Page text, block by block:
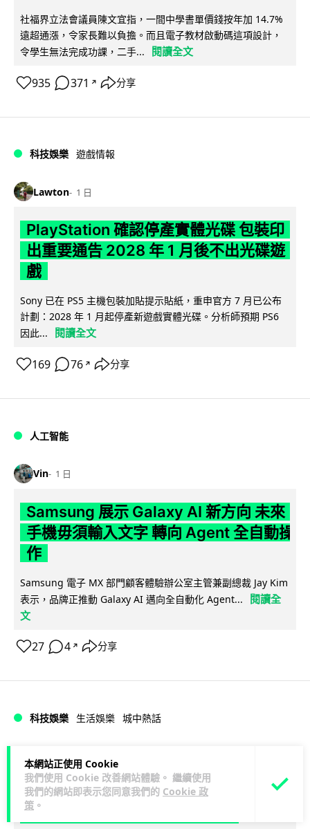
本網站正使用 Cookie
我們使用 Cookie 改善網站體驗。 繼續使用
我們的網站即表示您同意我們的 Cookie 政
策 。
社福界立法會議員陳文宜指，一間中學書單價錢按年加 14.7%
遠超通漲，令家長難以負擔。而且電子教材啟動碼這項設計，
令學生無法完成功課，二手...
閱讀全文
935 371 ↗ 分享
科技娛樂 遊戲情報
Lawton 1 日
PlayStation 確認停產實體光碟 包裝印
出重要通告 2028 年 1 月後不出光碟遊
戲
Sony 已在 PS5 主機包裝加貼提示貼紙，重申官方 7 月已公布
計劃：2028 年 1 月起停產新遊戲實體光碟。分析師預期 PS6
因此...
閱讀全文
169 76 ↗ 分享
人工智能
Vin 1 日
Samsung 展示 Galaxy AI 新方向 未來
手機毋須輸入文字 轉向 Agent 全自動操
作
Samsung 電子 MX 部門顧客體驗辦公室主管兼副總裁 Jay Kim
表示，品牌正推動 Galaxy AI 邁向全自動化 Agent...
閱讀全
文
27 4 ↗ 分享
科技娛樂 生活娛樂 城中熱話
Lawton
港夫婦澳門的士拾相機 據為己有被的士
Cam 睇到 2 個月後再入境被捕